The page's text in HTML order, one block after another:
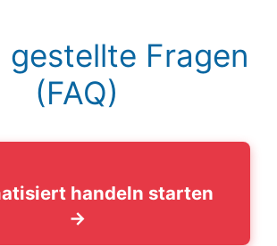
gestellte Fragen
(FAQ)
handeln starten
→